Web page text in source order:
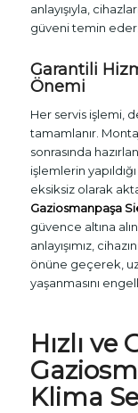
anlayışıyla,
güveni temin eder.
Garantili
Önemi
Her servis işlemi,
tamamlanır.
sonrasında
işlemlerin
eksiksiz olarak
Gaziosmanpaşa
güvence altına
anlayışımız,
önüne geçerek,
yaşanmasını
Hızlı ve
Klima